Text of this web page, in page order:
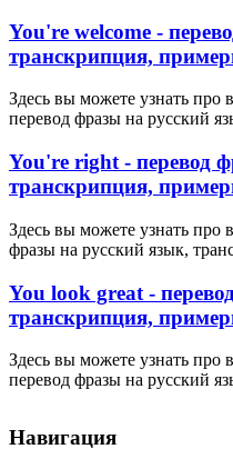
You're welcome -
транскрипция,
Здесь вы можете узнать про
перевод фразы на русский
You're right - перевод
транскрипция,
Здесь вы можете узнать про
фразы на русский язык,
You look great -
транскрипция,
Здесь вы можете узнать про
перевод фразы на русский
Навигация